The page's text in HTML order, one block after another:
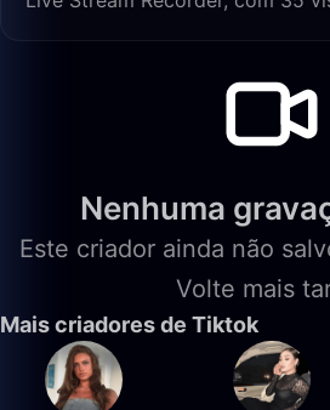
Nenhuma
Este criador ainda não
Volte mais
Mais criadores de Tiktok